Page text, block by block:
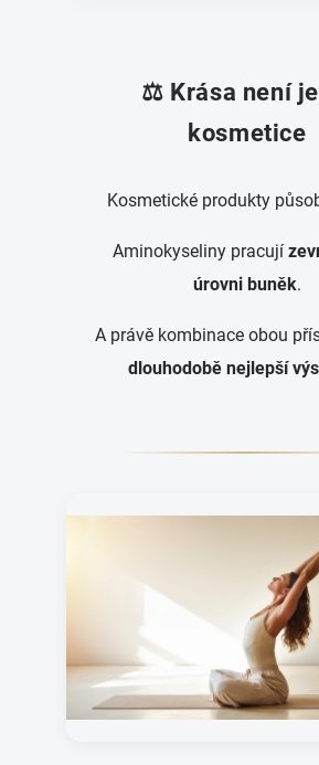
⚖️ Krása není
kosmetice
Kosmetické produkty
Aminokyseliny pracují
úrovni buněk.
A právě kombinace obou
dlouhodobě nejlepší